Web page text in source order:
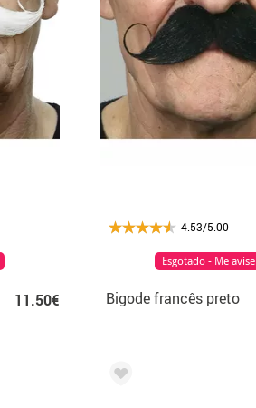
11.50€
4.53/5.00
Bigode francês preto
Esgotado - Me avise